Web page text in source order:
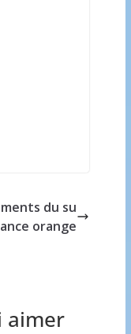
du su
orange
aimer